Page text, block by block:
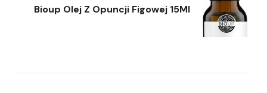
Bioup Olej Z Opuncji Figowej 15Ml